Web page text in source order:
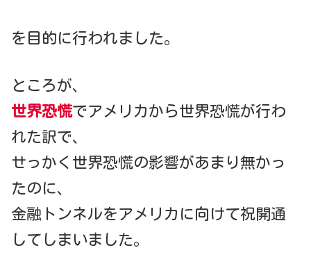
を目的に行われました。
ところが、
世界恐慌でアメリカから世界恐慌が行わ
れた訳で、
せっかく世界恐慌の影響があまり無かっ
たのに、
金融トンネルをアメリカに向けて祝開通
してしまいました。